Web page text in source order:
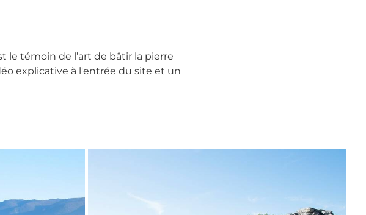
le témoin de l’art de bâtir la pierre
explicative à l'entrée du site et un